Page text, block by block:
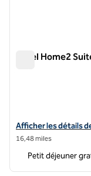
Hôtel Home2
Afficher les détails
Afficher les détails
16,48 miles
Petit déjeuner